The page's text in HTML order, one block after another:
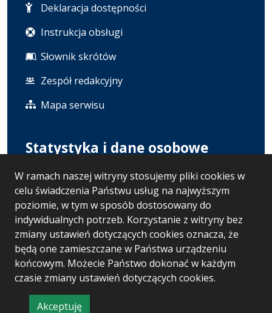
W ramach naszej witryny stosujemy pliki cookies w
celu świadczenia Państwu usług na najwyższym
poziomie, w tym w sposób dostosowany do
indywidualnych potrzeb. Korzystanie z witryny bez
zmiany ustawień dotyczących cookies oznacza, że
będą one zamieszczane w Państwa urządzeniu
końcowym. Możecie Państwo dokonać w każdym
czasie zmiany ustawień dotyczących cookies.
Akceptuję
Deklaracja dostępności
Instrukcja obsługi
Słownik skrótów
Zespół redakcyjny
Mapa serwisu
Statystyka i dane osobowe
Statystyki oglądalności
Polityka prywatności
RODO
Wersja systemu: 5.7.0 [121]
Ostatnia aktualizacja BIP: 05.08.2026 13:58